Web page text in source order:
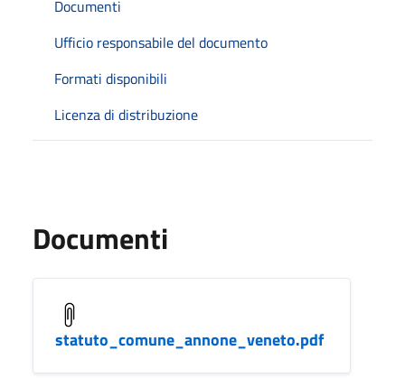
Documenti
Ufficio responsabile del documento
Formati disponibili
Licenza di distribuzione
Documenti
statuto_comune_annone_veneto.pdf